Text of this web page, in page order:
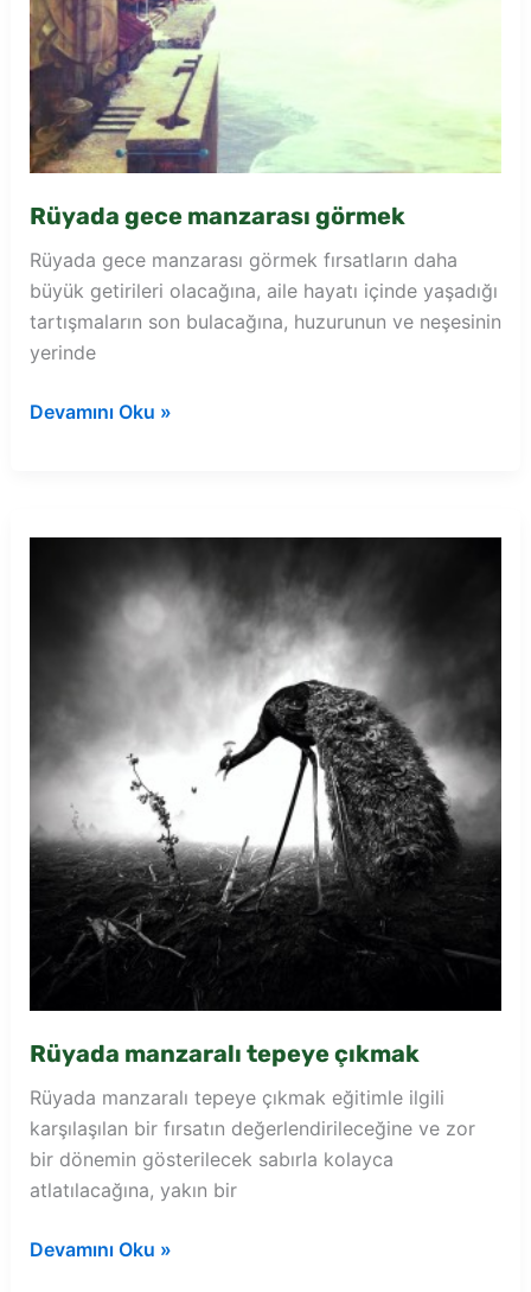
Rüyada gece manzarası görmek
Rüyada gece manzarası görmek fırsatların daha
büyük getirileri olacağına, aile hayatı içinde yaşadığı
tartışmaların son bulacağına, huzurunun ve neşesinin
yerinde
Rüyada
Devamını Oku »
Rüyada manzaralı tepeye çıkmak
Rüyada manzaralı tepeye çıkmak eğitimle ilgili
karşılaşılan bir fırsatın değerlendirileceğine ve zor
bir dönemin gösterilecek sabırla kolayca
atlatılacağına, yakın bir
Rüyada
Devamını Oku »